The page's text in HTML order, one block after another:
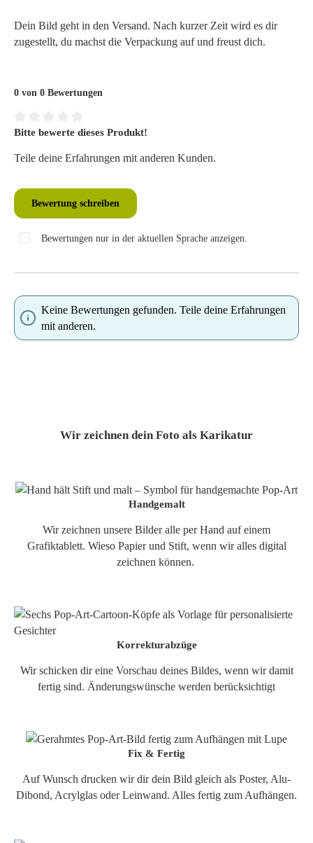
Dein Bild geht in den Versand. Nach kurzer Zeit wird es dir
zugestellt, du machst die Verpackung auf und freust dich.
0 von 0 Bewertungen
Durchschnittliche Bewertung von 0 von 5 Sternen
Bitte bewerte dieses Produkt!
Teile deine Erfahrungen mit anderen Kunden.
Bewertung schreiben
Bewertungen nur in der aktuellen Sprache anzeigen.
Keine Bewertungen gefunden. Teile deine Erfahrungen
mit anderen.
Wir zeichnen dein Foto als Karikatur
Handgemalt
Wir zeichnen unsere Bilder alle per Hand auf einem
Grafiktablett. Wieso Papier und Stift, wenn wir alles digital
zeichnen können.
Korrekturabzüge
Wir schicken dir eine Vorschau deines Bildes, wenn wir damit
fertig sind. Änderungswünsche werden berücksichtigt
Fix & Fertig
Auf Wunsch drucken wir dir dein Bild gleich als Poster, Alu-
Dibond, Acrylglas oder Leinwand. Alles fertig zum Aufhängen.